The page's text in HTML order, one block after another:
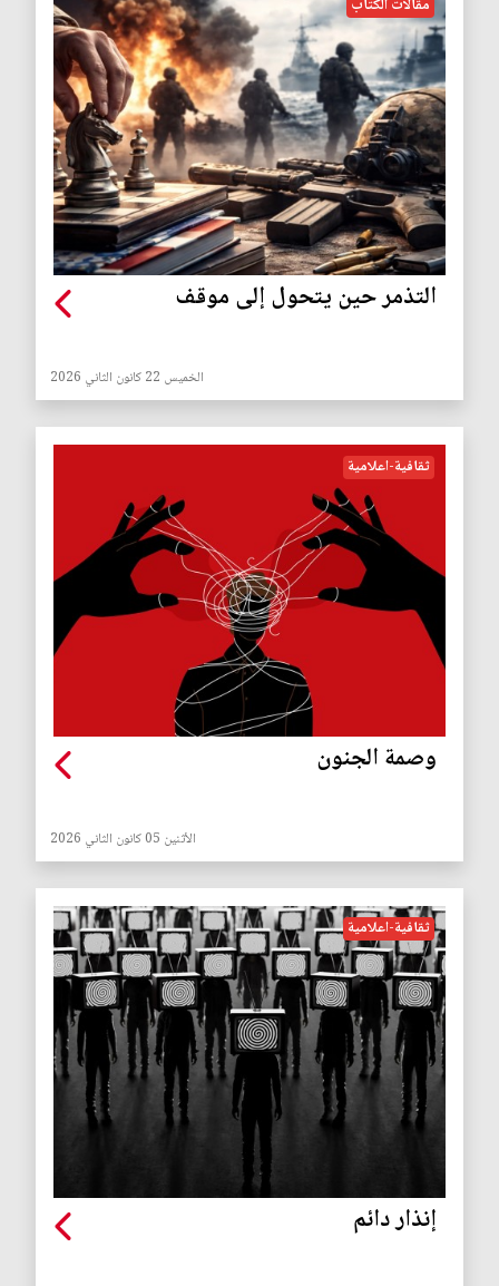
مقالات الكتاب
التذمر حين يتحول إلى موقف
الخميس 22 كانون الثاني 2026
ثقافية-اعلامية
وصمة الجنون
الأثنين 05 كانون الثاني 2026
ثقافية-اعلامية
إنذار دائم